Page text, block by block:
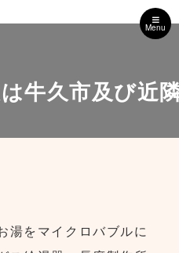
Menu
牛久市及び近
湯をマイクロバブルに